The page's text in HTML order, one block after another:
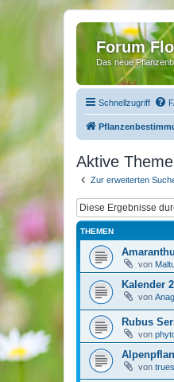
Forum
Das neue
Schnellzugriff
Aktive
Zur erweiterten
THEMEN
von
Kalender
von
Rubus
von
von